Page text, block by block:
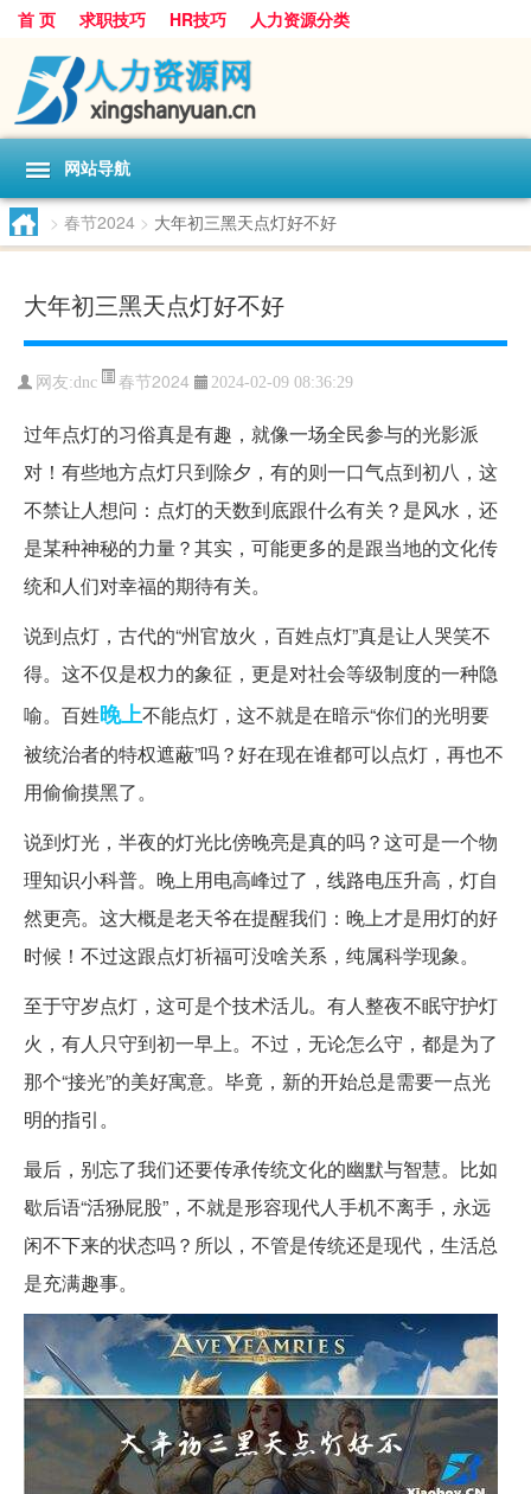
首 页 求职技巧 HR技巧 人力资源分类
网站导航
> 春节2024 > 大年初三黑天点灯好不好
大年初三黑天点灯好不好
网友:dnc 春节2024 2024-02-09 08:36:29
过年点灯的习俗真是有趣，就像一场全民参与的光影派
对！有些地方点灯只到除夕，有的则一口气点到初八，这
不禁让人想问：点灯的天数到底跟什么有关？是风水，还
是某种神秘的力量？其实，可能更多的是跟当地的文化传
统和人们对幸福的期待有关。
说到点灯，古代的“州官放火，百姓点灯”真是让人哭笑不
得。这不仅是权力的象征，更是对社会等级制度的一种隐
喻。百姓晚上不能点灯，这不就是在暗示“你们的光明要
被统治者的特权遮蔽”吗？好在现在谁都可以点灯，再也不
用偷偷摸黑了。
说到灯光，半夜的灯光比傍晚亮是真的吗？这可是一个物
理知识小科普。晚上用电高峰过了，线路电压升高，灯自
然更亮。这大概是老天爷在提醒我们：晚上才是用灯的好
时候！不过这跟点灯祈福可没啥关系，纯属科学现象。
至于守岁点灯，这可是个技术活儿。有人整夜不眠守护灯
火，有人只守到初一早上。不过，无论怎么守，都是为了
那个“接光”的美好寓意。毕竟，新的开始总是需要一点光
明的指引。
最后，别忘了我们还要传承传统文化的幽默与智慧。比如
歇后语“活狲屁股”，不就是形容现代人手机不离手，永远
闲不下来的状态吗？所以，不管是传统还是现代，生活总
是充满趣事。